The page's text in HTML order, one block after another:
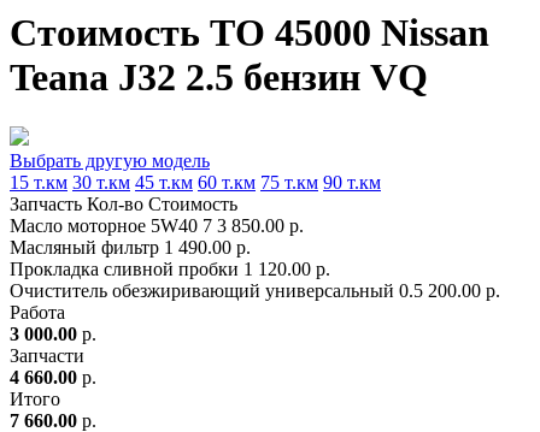
Стоимость ТО 45000 Nissan
Teana J32 2.5 бензин VQ
Выбрать другую модель
15 т.км 30 т.км 45 т.км 60 т.км 75 т.км 90 т.км
Запчасть Кол-во Стоимость
Масло моторное 5W40 7 3 850.00 р.
Масляный фильтр 1 490.00 р.
Прокладка сливной пробки 1 120.00 р.
Очиститель обезжиривающий универсальный 0.5 200.00 р.
Работа
3 000.00 р.
Запчасти
4 660.00 р.
Итого
7 660.00 р.